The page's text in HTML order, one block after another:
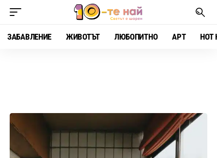
ЗАБАВЛЕНИЕ ЖИВОТЪТ ЛЮБОПИТНО АРТ HOT